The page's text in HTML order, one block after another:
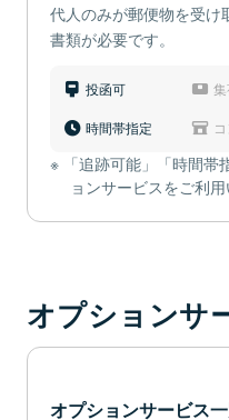
代人のみが郵便物を受け
書類が必要です。
投函可
時間帯指定
「追跡可能」「時間
ョンサービスをご利
オプションサ
オプションサービス